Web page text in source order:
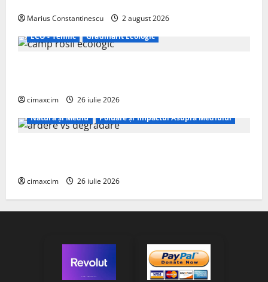
Marius Constantinescu
2 august 2026
ECO - Tehnic
Grădinărit Ecologic
cimaxcim
26 iulie 2026
Natura și Mediu
Poluare și Impactul Asupra Mediului
cimaxcim 26 iulie 2026